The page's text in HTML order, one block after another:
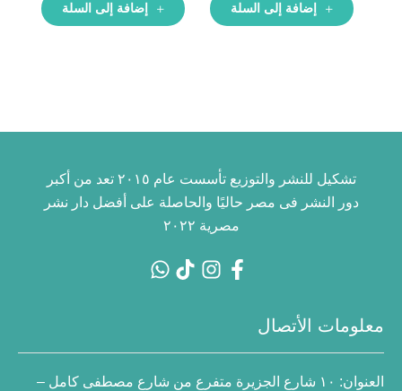
إضافة إلى السلة إضافة إلى السلة
تشكيل للنشر والتوزيع تأسست عام ٢٠١٥ تعد من أكبر
دور النشر فى مصر حاليًا والحاصلة على أفضل دار نشر
مصرية ٢٠٢٢
معلومات الأتصال
العنوان:
١٠ شارع الجزيرة متفرع من شارع مصطفى كامل –